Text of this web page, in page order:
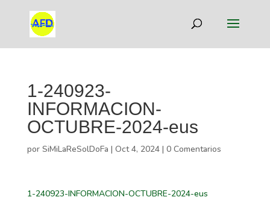
1-240923-
INFORMACION-
OCTUBRE-2024-eus
por SiMiLaReSolDoFa | Oct 4, 2024| 0 Comentarios
1-240923-INFORMACION-OCTUBRE-2024-eus